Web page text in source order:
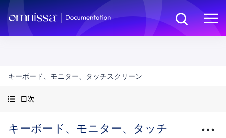
キーボード、モニター、タッチスクリーン
目次
キーボード、モニター、タッチ